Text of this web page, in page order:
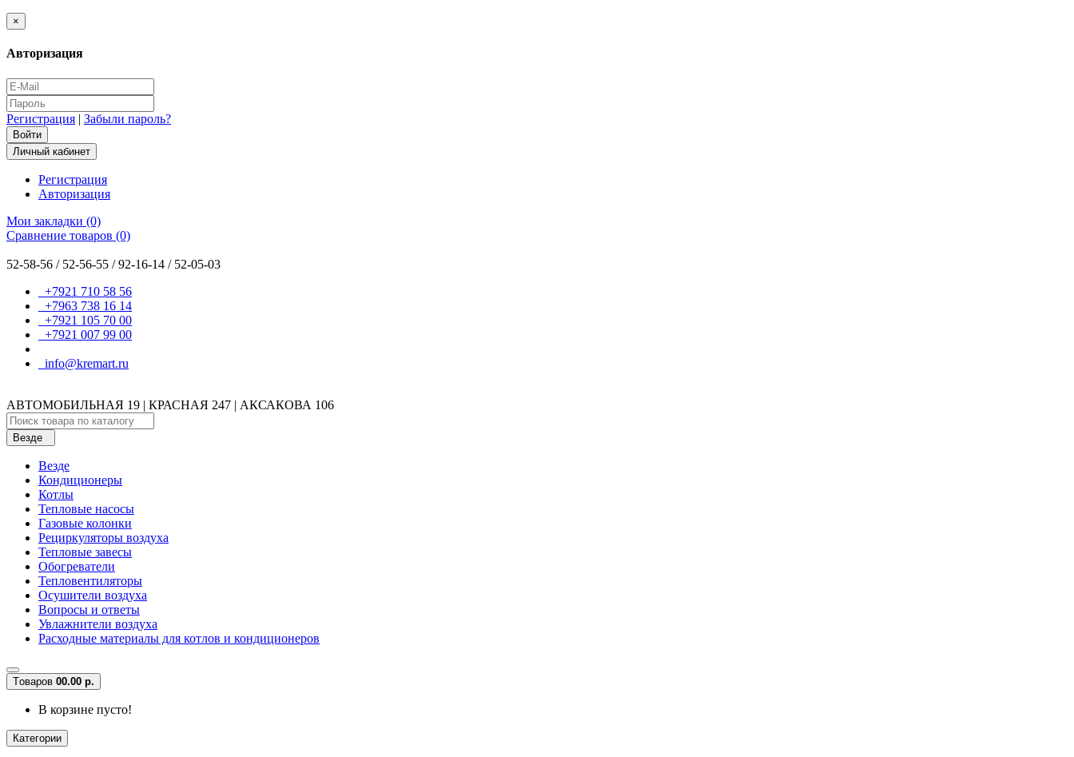
×
Авторизация
Регистрация | Забыли пароль?
Личный кабинет
Регистрация
Авторизация
Мои закладки (0)
Сравнение товаров (0)
52-58-56 / 52-56-55 / 92-16-14 / 52-05-03
+7921 710 58 56
+7963 738 16 14
+7921 105 70 00
+7921 007 99 00
info@kremart.ru
АВТОМОБИЛЬНАЯ 19 | КРАСНАЯ 247 | АКСАКОВА 106
Везде
Везде
Кондиционеры
Котлы
Тепловые насосы
Газовые колонки
Рециркуляторы воздуха
Тепловые завесы
Обогреватели
Тепловентиляторы
Осушители воздуха
Вопросы и ответы
Увлажнители воздуха
Расходные материалы для котлов и кондиционеров
Tоваров 00.00 р.
В корзине пусто!
Категории